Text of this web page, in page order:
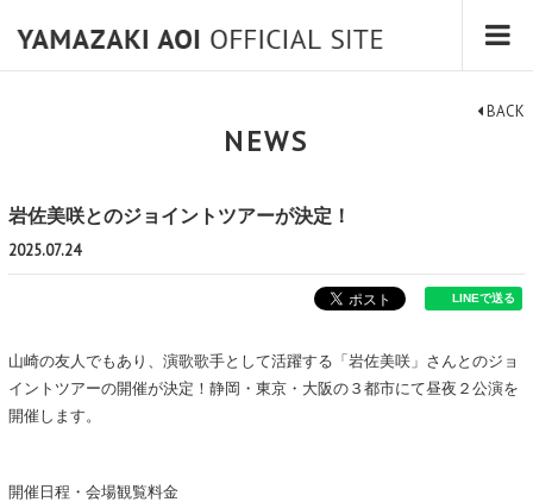
NEWS
BACK
岩佐美咲とのジョイントツアーが決定！
2025.07.24
山崎の友人でもあり、演歌歌手として活躍する「岩佐美咲」さんとのジョ
イントツアーの開催が決定！静岡・東京・大阪の３都市にて昼夜２公演を
開催します。
開催⽇程・会場観覧料⾦